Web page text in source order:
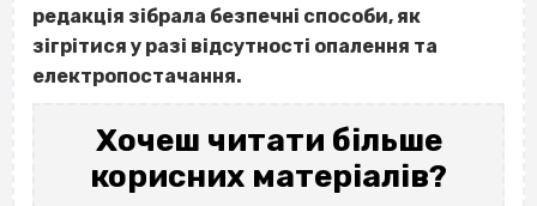
редакція зібрала безпечні способи, як
зігрітися у разі відсутності опалення та
електропостачання.
Хочеш читати більше
корисних матеріалів?